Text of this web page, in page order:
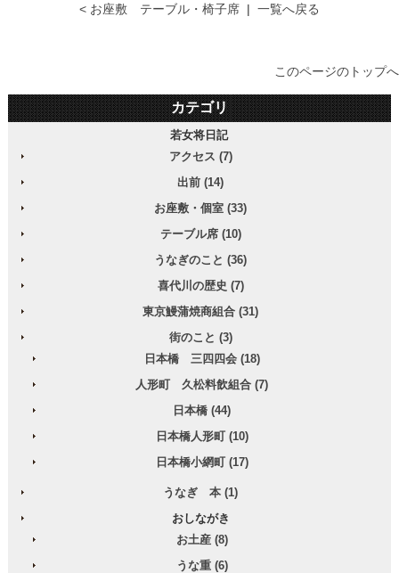
< お座敷 テーブル・椅子席 | 一覧へ戻る
このページのトップへ
カテゴリ
若女将日記
アクセス (7)
出前 (14)
お座敷・個室 (33)
テーブル席 (10)
うなぎのこと (36)
喜代川の歴史 (7)
東京鰻蒲焼商組合 (31)
街のこと (3)
日本橋 三四四会 (18)
人形町 久松料飲組合 (7)
日本橋 (44)
日本橋人形町 (10)
日本橋小網町 (17)
うなぎ 本 (1)
おしながき
お土産 (8)
うな重 (6)